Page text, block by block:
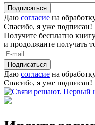
Подписаться
Даю согласие на
Спасибо, я уже подписан!
Получите бесплатно
и продолжайте получать
Подписаться
Даю согласие на
Спасибо, я уже подписан!